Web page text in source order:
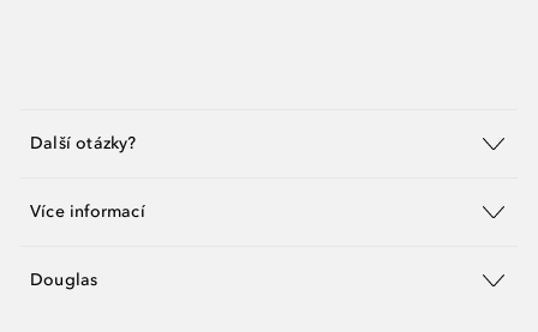
Další otázky?
Více informací
Douglas